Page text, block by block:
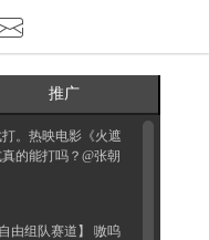
推广
。热映电影《火遮
的能打吗？@张朝
由组队赛道】 嗷呜